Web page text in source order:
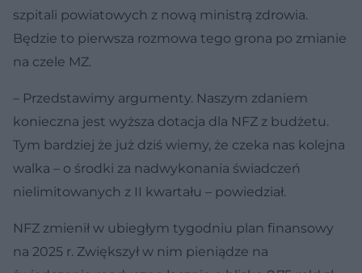
szpitali powiatowych z nową ministrą zdrowia.
Będzie to pierwsza rozmowa tego grona po zmianie
na czele MZ.
– Przedstawimy argumenty. Naszym zdaniem
konieczna jest wyższa dotacja dla NFZ z budżetu.
Tym bardziej że już dziś wiemy, że czeka nas kolejna
walka – o środki za nadwykonania świadczeń
nielimitowanych z II kwartału – powiedział.
NFZ zmienił w ubiegłym tygodniu plan finansowy
na 2025 r. Zwiększył w nim pieniądze na